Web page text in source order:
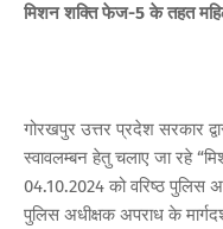
मिशन शक्ति फेज-5 के तहत
गोरखपुर उत्तर प्रदेश सरकार
स्वावलम्बन हेतु चलाए जा रहे
04.10.2024 को वरिष्ठ पुलिस
पुलिस अधीक्षक अपराध के